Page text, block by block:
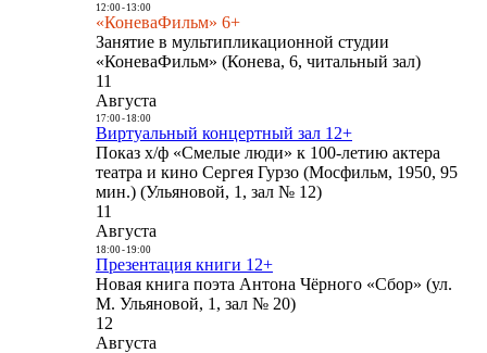
12:00- 13:00
«КоневаФильм» 6+
Занятие в мультипликационной студии
«КоневаФильм» (Конева, 6, читальный зал)
11
Августа
17:00- 18:00
Виртуальный концертный зал 12+
Показ х/ф «Смелые люди» к 100-летию актера
театра и кино Сергея Гурзо (Мосфильм, 1950, 95
мин.) (Ульяновой, 1, зал № 12)
11
Августа
18:00- 19:00
Презентация книги 12+
Новая книга поэта Антона Чёрного «Сбор» (ул.
М. Ульяновой, 1, зал № 20)
12
Августа